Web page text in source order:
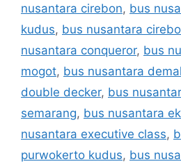
nusantara cirebon, bus
kudus, bus nusantara
nusantara conqueror, bus
mogot, bus nusantara
double decker, bus
semarang, bus nusantara
nusantara executive class,
purwokerto kudus, bus